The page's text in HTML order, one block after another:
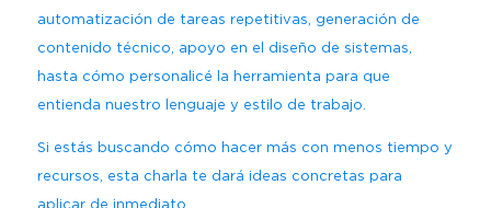
automatización de tareas repetitivas, generación de
contenido técnico, apoyo en el diseño de sistemas,
hasta cómo personalicé la herramienta para que
entienda nuestro lenguaje y estilo de trabajo.
Si estás buscando cómo hacer más con menos tiempo y
recursos, esta charla te dará ideas concretas para